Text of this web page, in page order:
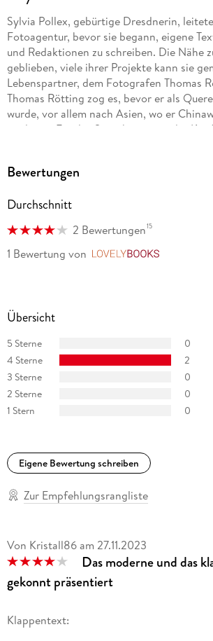
Sylvia Pollex, gebürtige Dresdnerin,
Fotoagentur, bevor sie begann, eigene
und Redaktionen zu schreiben. Die Nähe
geblieben, viele ihrer Projekte kann sie
Lebenspartner, dem Fotografen Thomas
Thomas Rötting zog es, bevor er als
wurde, vor allem nach Asien, wo er
studierte. Für das Sprachmagazin der
Bewertungen
Durchschnitt
2 Bewertungen15
1 Bewertung von
Übersicht
5 Sterne
0
4 Sterne
2
3 Sterne
0
2 Sterne
0
1 Stern
0
Eigene Bewertung schreiben
Zur Empfehlungsrangliste
Von Kristall86 am 27.11.2023
Das moderne und das
gekonnt präsentiert
Klappentext: